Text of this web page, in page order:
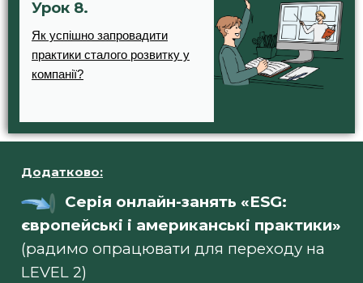
Урок 8.
Як успішно запровадити
практики сталого розвитку у
компанії?
Додатково:
Серія онлайн-занять «ESG:
європейські і американські практики»
(радимо опрацювати для переходу на
LEVEL 2)